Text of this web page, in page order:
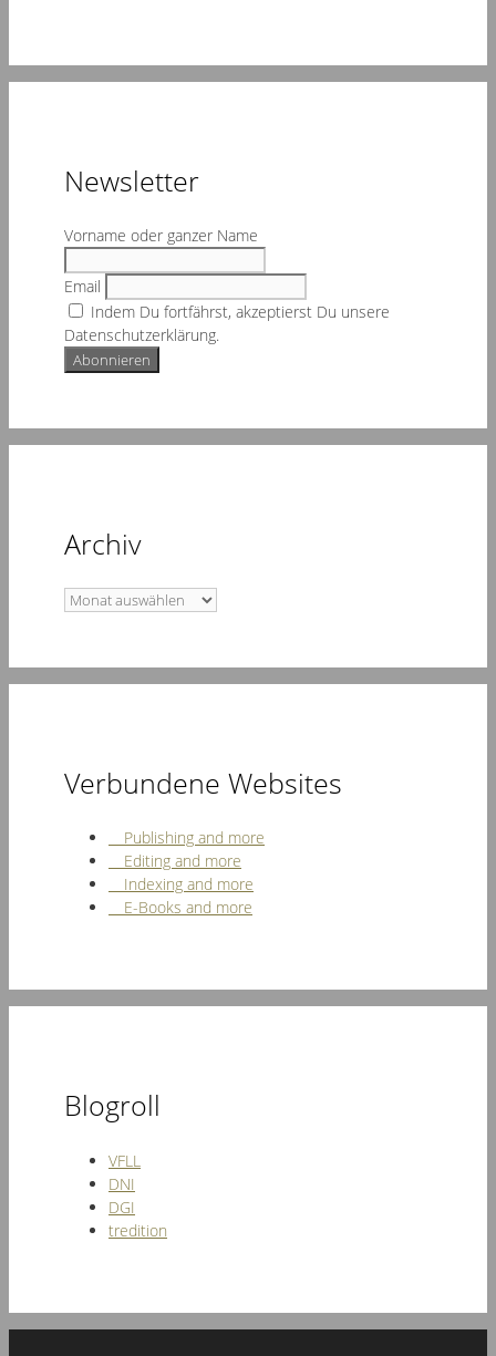
Newsletter
Vorname oder ganzer Name
Email
Indem Du fortfährst, akzeptierst Du unsere
Datenschutzerklärung.
Archiv
Archiv
Verbundene Websites
Publishing and more
Editing and more
Indexing and more
E-Books and more
Blogroll
VFLL
DNI
DGI
tredition